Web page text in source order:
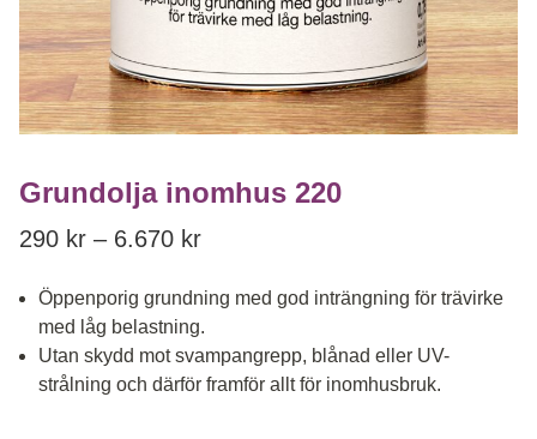
Grundolja inomhus 220
290 kr – 6.670 krPrice range: 290 kr through
Öppenporig grundning med god inträngning för trävirke
med låg belastning.
Utan skydd mot svampangrepp, blånad eller UV-
strålning och därför framför allt för inomhusbruk.